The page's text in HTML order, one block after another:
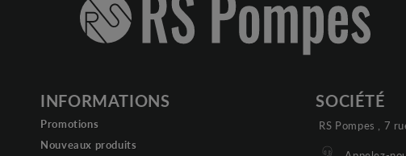
INFORMATIONS
Promotions
Nouveaux produits
SOCIÉTÉ
RS Pompes , 7